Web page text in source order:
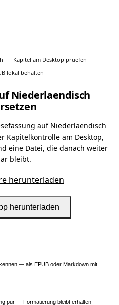
Kapitel am Desktop pruefen
lokal behalten
Niederlaendisch
auf Niederlaendisch
Kapitelkontrolle am Desktop,
eine Datei, die danach weiter
bleibt.
herunterladen
herunterladen
— als EPUB oder Markdown mit
pur — Formatierung bleibt erhalten